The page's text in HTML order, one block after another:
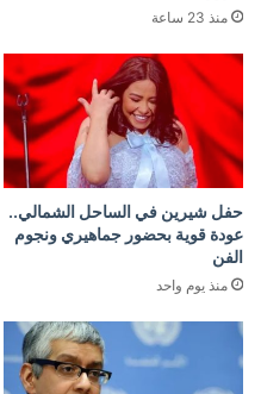
منذ 23 ساعة
حفل شيرين في الساحل الشمالي..
عودة قوية بحضور جماهيري ونجوم
الفن
منذ يوم واحد